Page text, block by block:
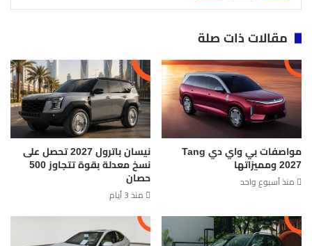
مقالات ذات صلة
مواصفات بي واي دي Tang
2027 ومميزاتها
منذ أسبوع واحد
نيسان باترول 2027 تحصل على
نسخ معدلة بقوة تتجاوز 500
حصان
منذ 3 أيام